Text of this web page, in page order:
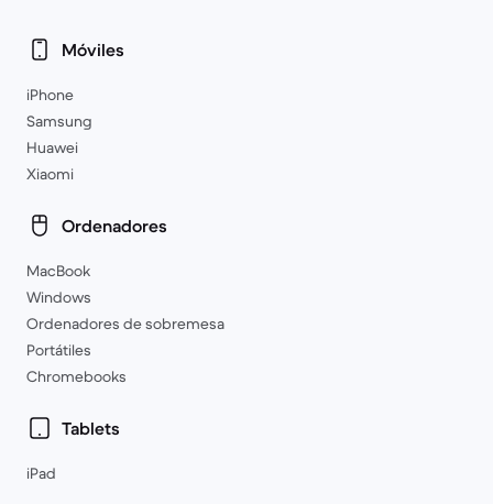
Móviles
iPhone
Samsung
Huawei
Xiaomi
Ordenadores
MacBook
Windows
Ordenadores de sobremesa
Portátiles
Chromebooks
Tablets
iPad